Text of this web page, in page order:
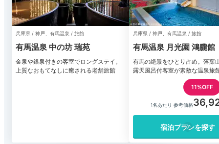
兵庫県 / 神戸、有馬温泉 / 旅館
有馬温泉 中の坊 瑞苑
金泉や銀泉付きの客室でロングステイ。
上質なおもてなしに癒される老舗旅館
兵庫県 / 神戸、有馬温泉 / 旅館
有馬温泉 月光園 鴻朧館
有馬の絶景をひとり占め。落葉
露天風呂付客室が素敵な温泉旅
11%OFF
1名あたり 参考価格
宿泊プランを探す